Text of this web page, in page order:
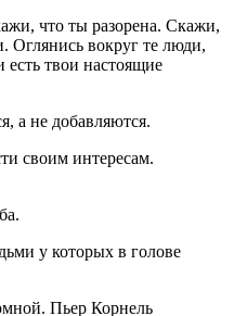
что ты разорена. Скажи,
Оглянись вокруг те люди,
есть твои настоящие
а не добавляются.
своим интересам.
у которых в голове
Пьер Корнель